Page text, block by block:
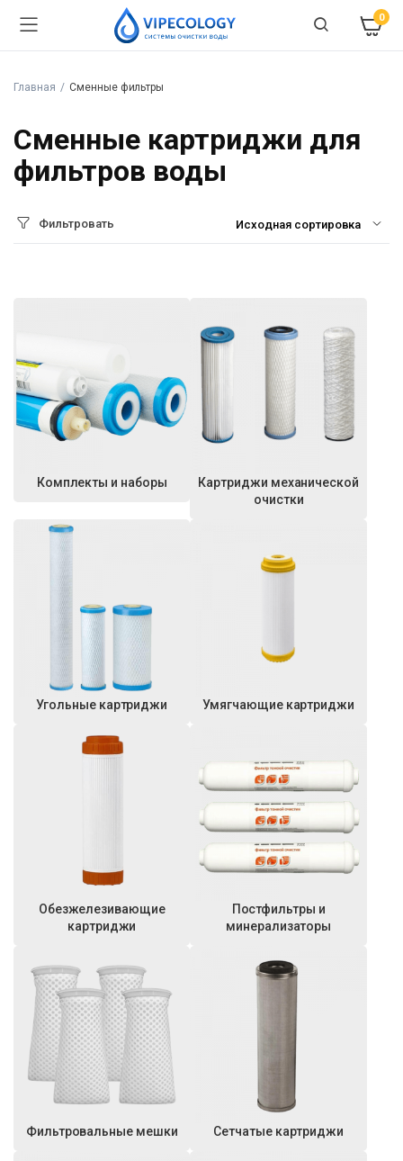
0
Главная Сменные фильтры
Сменные картриджи для
фильтров воды
Фильтровать
Комплекты и наборы
Картриджи механической
очистки
Угольные картриджи Умягчающие картриджи
Обезжелезивающие
картриджи
Постфильтры и
минерализаторы
Фильтровальные мешки Сетчатые картриджи